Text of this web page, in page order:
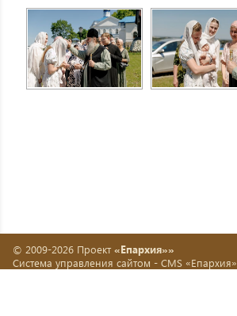
© 2009-2026 Проект «Епархия»»
Система управления сайтом - CMS «Епархия»